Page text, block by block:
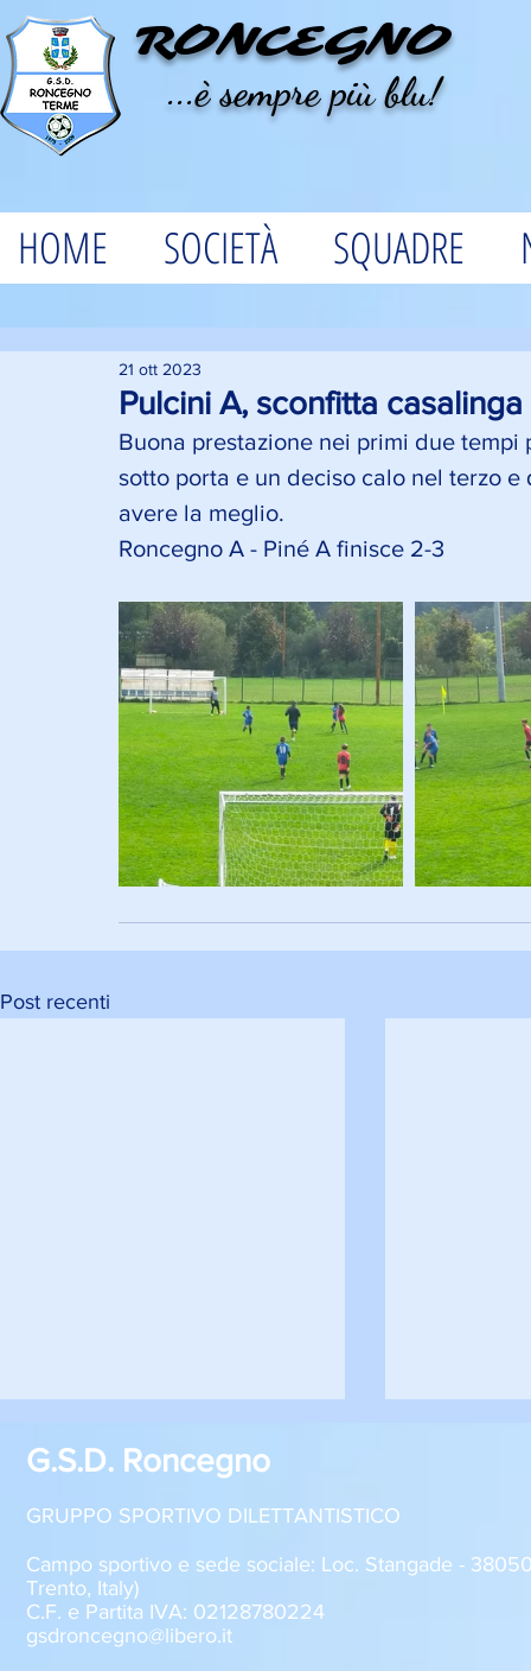
RONCEGNO
...è sempre più blu!
HOME SOCIETÀ SQUADRE
Pulcini A, sconfitta
21 ott 2023
Buona prestazione nei primi due
sotto porta e un deciso calo nel terzo
avere la meglio.
Roncegno A - Piné A finisce 2-3
Post recenti
Sabato 8 agosto, il GSD
Roncegno alla Festa della
G.S.D. Roncegno
GRUPPO SPORTIVO DILETTANTISTICO
Campo sportivo e sede sociale: Loc. Stangade -
Trento, Italy)
C.F. e Partita IVA: 02128780224
gsdroncegno@libero.it